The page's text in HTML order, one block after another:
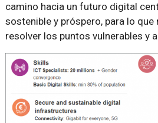
camino hacia un futuro digital
sostenible y próspero, para lo que
resolver los puntos vulnerables y